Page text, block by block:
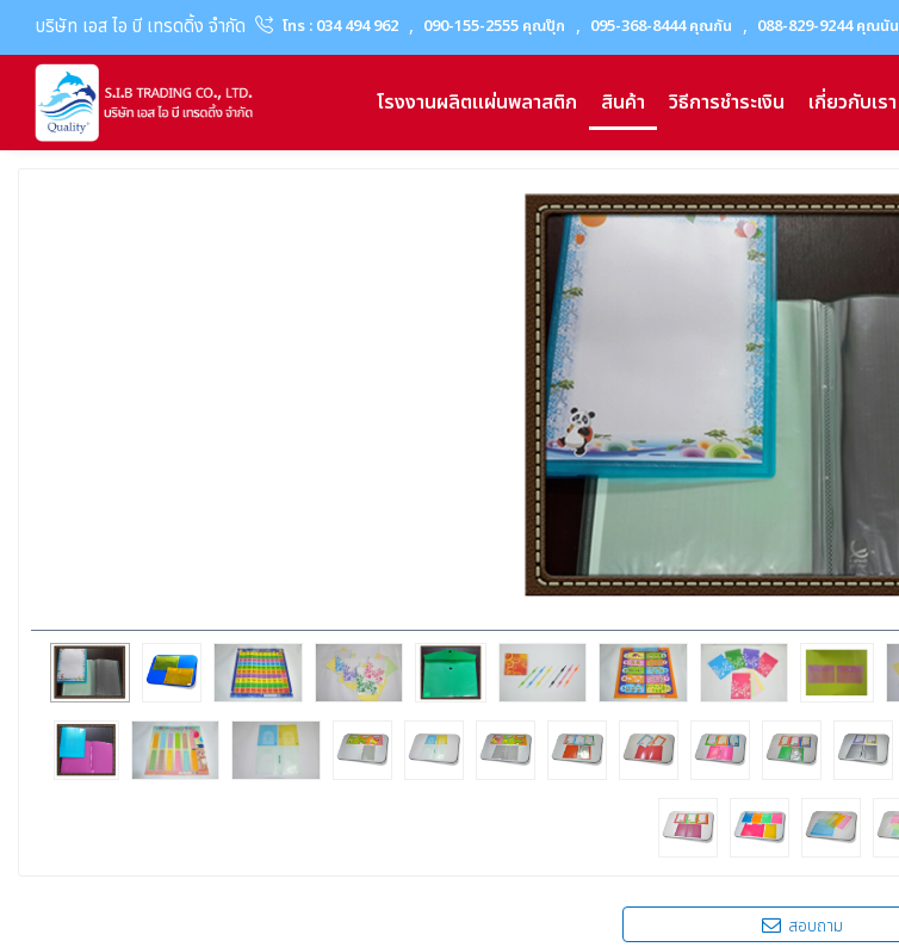
บริษัท เอส ไอ บี เทรดดิ้ง จำกัด โทร : 034 494 962 , 090-155-2555 คุณปุ๊ก , 095-368-8444 คุณกัน , 088-829-9244 คุณนัน
โรงงานผลิตแผ่นพลาสติก สินค้า วิธีการชำระเงิน เกี่ยวกับเรา
สอบถาม